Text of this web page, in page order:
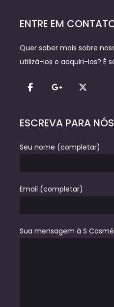
ENTRE EM
Quer saber mais sobre
utilizá-los e adquiri-los? É
ESCREVA PARA NÓS
Seu nome (completar)
Email (completar)
Sua mensagem à S